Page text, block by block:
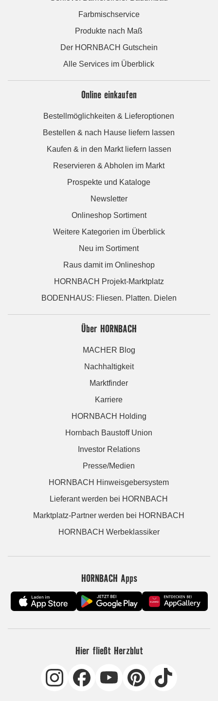
Farbmischservice
Produkte nach Maß
Der HORNBACH Gutschein
Alle Services im Überblick
Online einkaufen
Bestellmöglichkeiten & Lieferoptionen
Bestellen & nach Hause liefern lassen
Kaufen & in den Markt liefern lassen
Reservieren & Abholen im Markt
Prospekte und Kataloge
Newsletter
Onlineshop Sortiment
Weitere Kategorien im Überblick
Neu im Sortiment
Raus damit im Onlineshop
HORNBACH Projekt-Marktplatz
BODENHAUS: Fliesen. Platten. Dielen
Über HORNBACH
MACHER Blog
Nachhaltigkeit
Marktfinder
Karriere
HORNBACH Holding
Hornbach Baustoff Union
Investor Relations
Presse/Medien
HORNBACH Hinweisgebersystem
Lieferant werden bei HORNBACH
Marktplatz-Partner werden bei HORNBACH
HORNBACH Werbeklassiker
HORNBACH Apps
Hier fließt Herzblut